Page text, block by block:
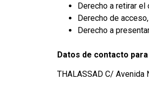
Derecho a retirar
Derecho de
Derecho a
Datos de contacto
THALASSAD C/ Avenida